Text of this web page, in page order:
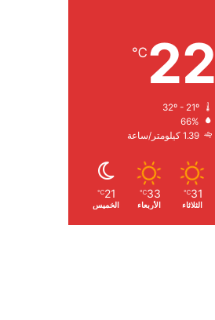
22
℃
الرطوبة:
الرياح:
31
℃
الثلاثاء
33
℃
الأربعاء
21
℃
الخميس